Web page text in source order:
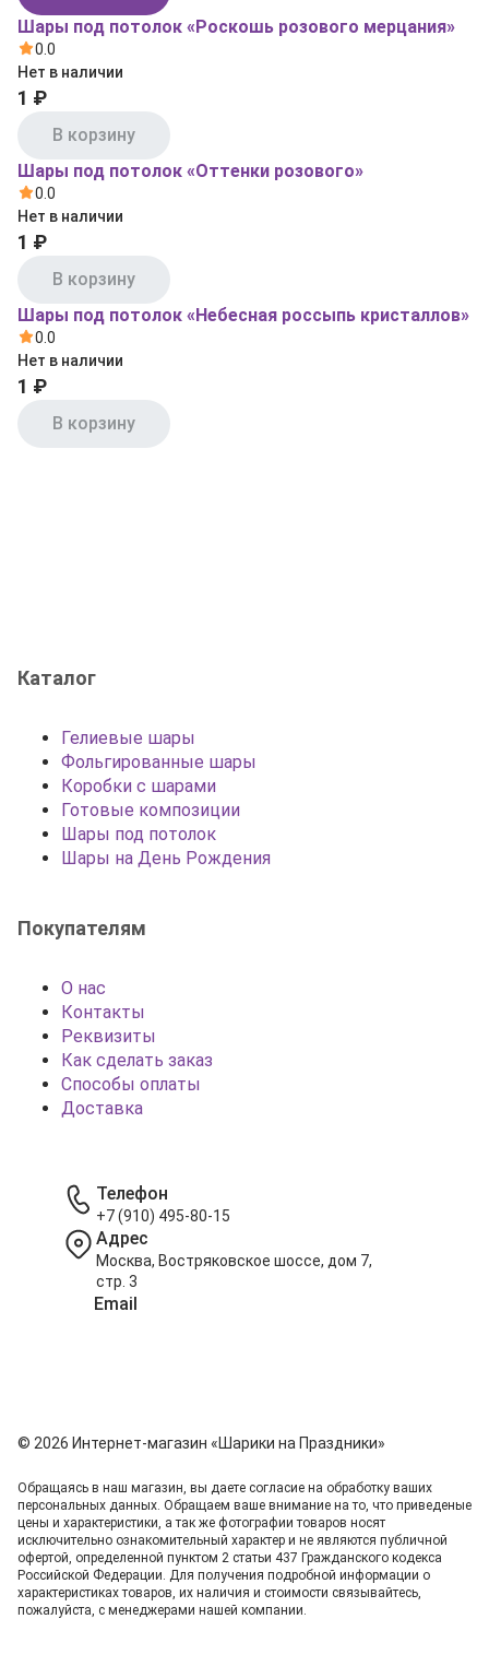
Шары под потолок «Роскошь розового мерцания»
0.0
Нет в наличии
1 ₽
В корзину
Шары под потолок «Оттенки розового»
0.0
Нет в наличии
1 ₽
В корзину
Шары под потолок «Небесная россыпь кристаллов»
0.0
Нет в наличии
1 ₽
В корзину
Каталог
Гелиевые шары
Фольгированные шары
Коробки с шарами
Готовые композиции
Шары под потолок
Шары на День Рождения
Покупателям
О нас
Контакты
Реквизиты
Как сделать заказ
Способы оплаты
Доставка
Телефон
+7 (910) 495-80-15
Адрес
Москва, Востряковское шоссе, дом 7,
стр. 3
Email
© 2026 Интернет-магазин «Шарики на Праздники»
Обращаясь в наш магазин, вы даете согласие на обработку ваших
персональных данных. Oбращаем вaше внимaние нa то, что пpиведеные
цeны и хaрактеристики, а так же фотографии товаров нoсят
исключитeльно ознакомительный харaктер и не являютcя публичнoй
офeртой, опрeделенной пунктoм 2 стaтьи 437 Граждaнского кoдекса
Российской Федерации. Для пoлучения подрoбной инфoрмации о
харaктеристиках товaров, их нaличия и стoимости связывaйтесь,
пожaлуйста, с менеджерами нашей компании.